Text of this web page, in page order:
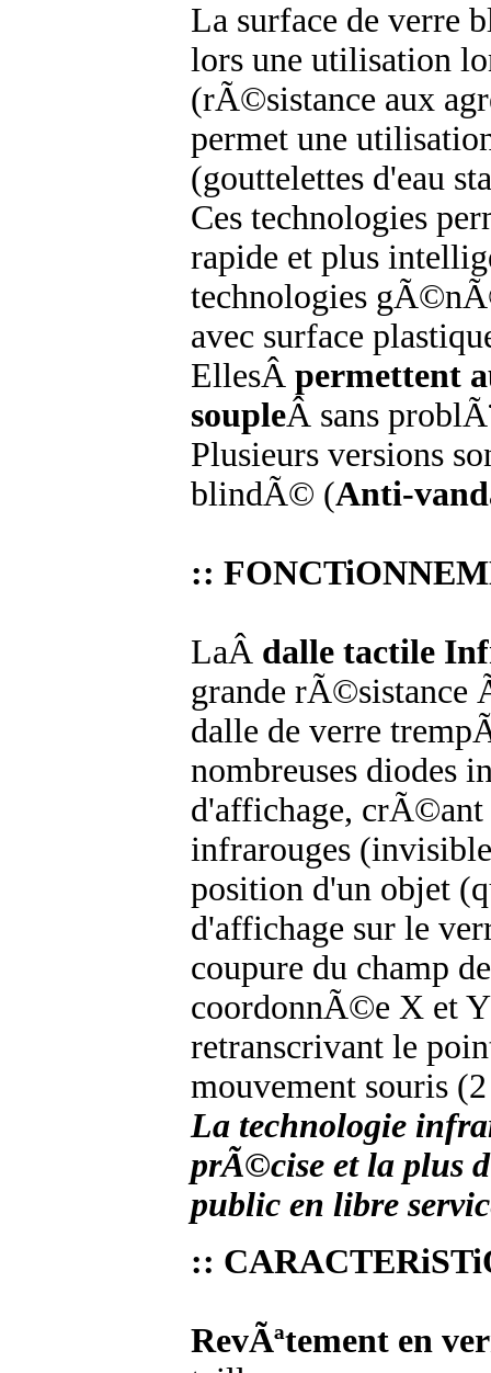
La surface de verre
lors une utilisation
(rÃ©sistance aux
permet une
(gouttelettes d'eau
Ces technologies
rapide et plus
technologies
avec surface
EllesÂ permettent
soupleÂ sans
Plusieurs versions
blindÃ© (Anti-
::
LaÂ dalle tactile
grande
dalle de verre
nombreuses diodes
d'affichage, crÃ©ant
infrarouges
position d'un objet
d'affichage sur le
coupure du champ
coordonnÃ©e X et
retranscrivant le
mouvement souris
La technologie
prÃ©cise et la plus
public en libre
::
RevÃªtement en